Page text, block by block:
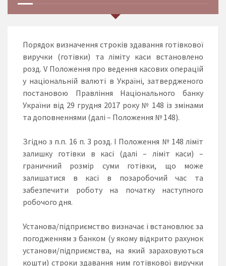
Порядок визначення строків здавання готівкової
виручки (готівки) та ліміту каси встановлено
розд. V Положення про ведення касових операцій
у національній валюті в Україні, затвердженого
постановою Правління Національного банку
України від 29 грудня 2017 року № 148 із змінами
та доповненнями (далі – Положення № 148).
Згідно з п.п. 16 п. 3 розд. I Положення № 148 ліміт
залишку готівки в касі (далі – ліміт каси) –
граничний розмір суми готівки, що може
залишатися в касі в позаробочий час та
забезпечити роботу на початку наступного
робочого дня.
Установа/підприємство визначає і встановлює за
погодженням з банком (у якому відкрито рахунок
установи/підприємства, на який зараховуються
кошти) строки здавання ним готівкової виручки